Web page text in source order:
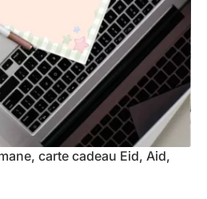
carte cadeau Eid, Aid,